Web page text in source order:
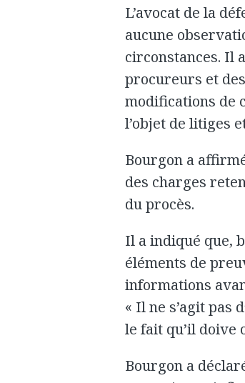
L’avocat de la
aucune
circonstances. Il
procureurs et
modifications de
l’objet de litiges
Bourgon a
des charges
du procès.
Il a indiqué que,
éléments de
informations
« Il ne s’agit pas
le fait qu’il doive
Bourgon a